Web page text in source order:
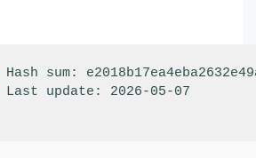
Hash sum:
Last update: 2026-05-07